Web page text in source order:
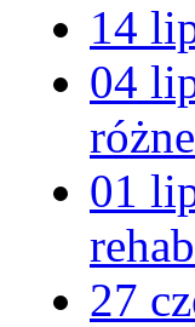
14
04
01
27